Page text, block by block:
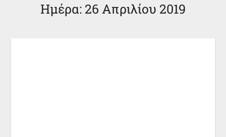
Ημέρα: 26 Απριλίου 2019